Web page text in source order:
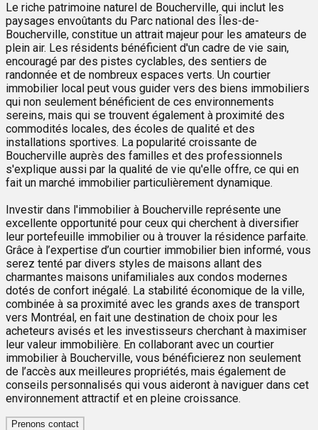
Le riche patrimoine naturel de Boucherville, qui inclut les
paysages envoûtants du Parc national des Îles-de-
Boucherville, constitue un attrait majeur pour les amateurs de
plein air. Les résidents bénéficient d'un cadre de vie sain,
encouragé par des pistes cyclables, des sentiers de
randonnée et de nombreux espaces verts. Un courtier
immobilier local peut vous guider vers des biens immobiliers
qui non seulement bénéficient de ces environnements
sereins, mais qui se trouvent également à proximité des
commodités locales, des écoles de qualité et des
installations sportives. La popularité croissante de
Boucherville auprès des familles et des professionnels
s'explique aussi par la qualité de vie qu'elle offre, ce qui en
fait un marché immobilier particulièrement dynamique.
Investir dans l'immobilier à Boucherville représente une
excellente opportunité pour ceux qui cherchent à diversifier
leur portefeuille immobilier ou à trouver la résidence parfaite.
Grâce à l’expertise d’un courtier immobilier bien informé, vous
serez tenté par divers styles de maisons allant des
charmantes maisons unifamiliales aux condos modernes
dotés de confort inégalé. La stabilité économique de la ville,
combinée à sa proximité avec les grands axes de transport
vers Montréal, en fait une destination de choix pour les
acheteurs avisés et les investisseurs cherchant à maximiser
leur valeur immobilière. En collaborant avec un courtier
immobilier à Boucherville, vous bénéficierez non seulement
de l’accès aux meilleures propriétés, mais également de
conseils personnalisés qui vous aideront à naviguer dans cet
environnement attractif et en pleine croissance.
Prenons contact